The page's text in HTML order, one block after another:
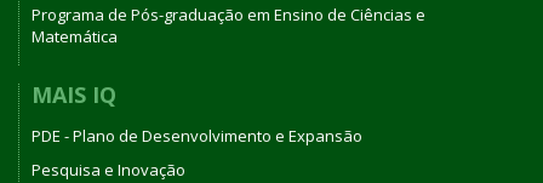
Programa de Pós-graduação em Ensino de Ciências e
Matemática
MAIS IQ
PDE - Plano de Desenvolvimento e Expansão
Pesquisa e Inovação